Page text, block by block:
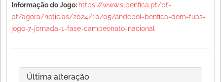
Informação do Jogo: https://www.slbenfica.pt/pt-
pt/agora/noticias/2024/10/05/andebol-benfica-dom-fuas-
jogo-7-jornada-1-fase-campeonato-nacional
Última alteração